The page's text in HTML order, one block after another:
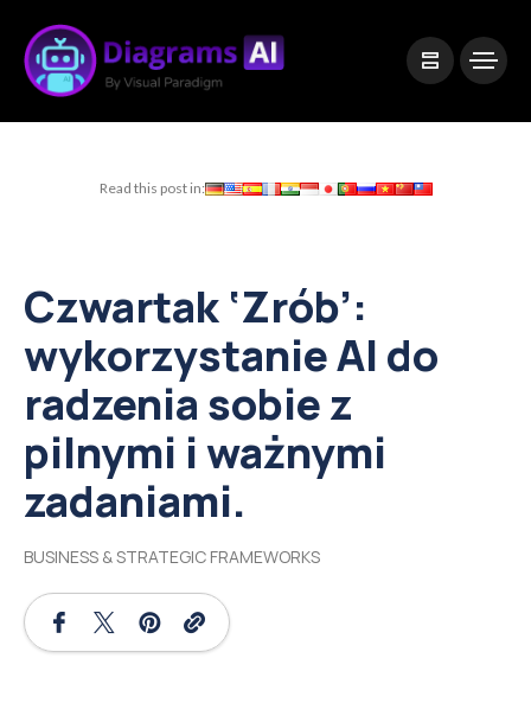
Read this post in:
Czwartak ‘Zrób’:
wykorzystanie AI do
radzenia sobie z
pilnymi i ważnymi
zadaniami.
BUSINESS & STRATEGIC FRAMEWORKS